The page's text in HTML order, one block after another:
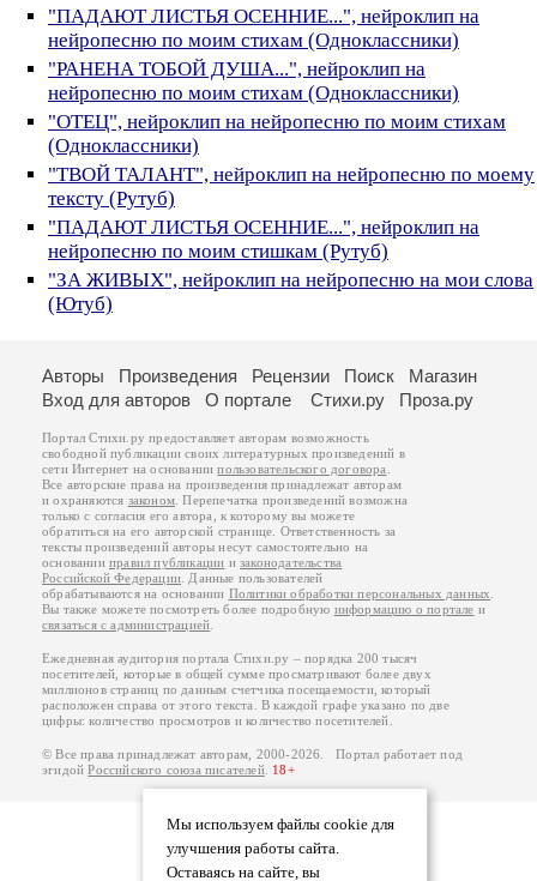
"ПАДАЮТ ЛИСТЬЯ ОСЕННИЕ...", нейроклип на
нейропесню по моим стихам (Одноклассники)
"РАНЕНА ТОБОЙ ДУША...", нейроклип на
нейропесню по моим стихам (Одноклассники)
"ОТЕЦ", нейроклип на нейропесню по моим стихам
(Одноклассники)
"ТВОЙ ТАЛАНТ", нейроклип на нейропесню по моему
тексту (Рутуб)
"ПАДАЮТ ЛИСТЬЯ ОСЕННИЕ...", нейроклип на
нейропесню по моим стишкам (Рутуб)
"ЗА ЖИВЫХ", нейроклип на нейропесню на мои слова
(Ютуб)
Мы используем файлы cookie для
улучшения работы сайта.
Оставаясь на сайте, вы
Авторы Произведения Рецензии Поиск
Магазин
Вход для авторов
О портале Стихи.ру Проза.ру
Портал Стихи.ру предоставляет авторам возможность
свободной публикации своих литературных произведений в
сети Интернет на основаниипользовательского договора
Все авторские права на произведения принадлежат авторам
и охраняются законом . Перепечатка произведений возможна
только с согласия его автора, к которому вы можете
обратиться на его авторской странице. Ответственность за
тексты произведений авторы несут самостоятельно на
основанииправил публикации изаконодательства
Российской Федерации . Данные пользователей
обрабатываются на основании Политики обработки персональных данных
Вы также можете посмотреть более подробную информацию о портале и
связаться с администрацией
Ежедневная аудитория портала Стихи.ру – порядка 200 тысяч
посетителей, которые в общей сумме просматривают более двух
миллионов страниц по данным счетчика посещаемости, который
расположен справа от этого текста. В каждой графе указано по две
цифры: количество просмотров и количество посетителей.
© Все права принадлежат авторам, 2000-2026. Портал работает под
эгидойРоссийского союза писателей. 18+